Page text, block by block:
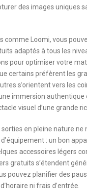
des images uniques
comme Loomi, vous
adaptés à tous les
pour optimiser votre
certains préfèrent les
s’orientent vers les
immersion
visuel d’une grande
sorties en pleine nature
: un bon
accessoires légers
gratuits s’étendent
pouvez planifier des
ni frais d’entrée.